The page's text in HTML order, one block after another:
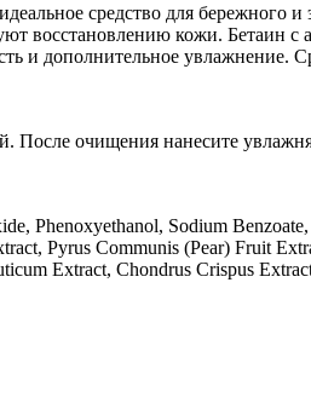
средство для бережного
восстановлению кожи. Бетаин
и дополнительное увлажнение.
После очищения нанесите
Phenoxyethanol, Sodium Benzoate,
Pyrus Communis (Pear) Fruit
Extract, Chondrus Crispus